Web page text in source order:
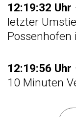
12:19:32 Uhr
letzter
Possenhofen
12:19:56 Uhr
10 Minuten